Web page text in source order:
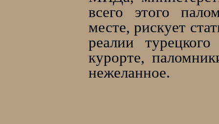
всего этого
месте, рискует
реалии
курорте,
нежеланное.